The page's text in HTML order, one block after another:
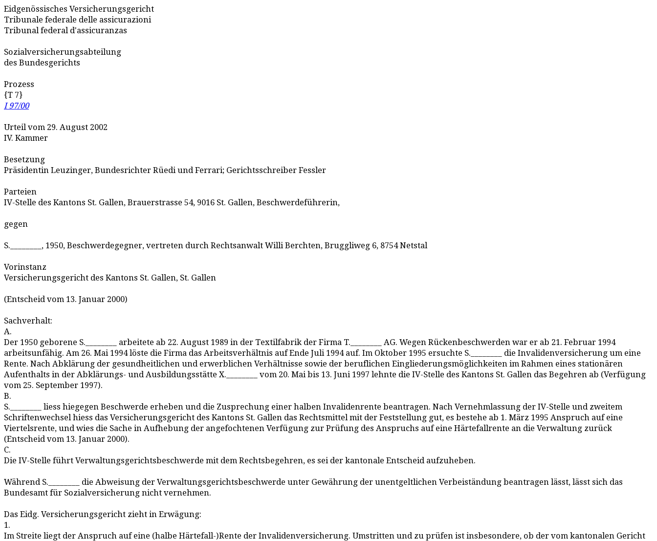
Eidgenössisches Versicherungsgericht
Tribunale federale delle assicurazioni
Tribunal federal d'assicuranzas
Sozialversicherungsabteilung
des Bundesgerichts
Prozess
{T 7}
I 97/00
Urteil vom 29. August 2002
IV. Kammer
Besetzung
Präsidentin Leuzinger, Bundesrichter Rüedi und Ferrari; Gerichtsschreiber Fessler
Parteien
IV-Stelle des Kantons St. Gallen, Brauerstrasse 54, 9016 St. Gallen, Beschwerdeführerin,
gegen
S.________, 1950, Beschwerdegegner, vertreten durch Rechtsanwalt Willi Berchten, Bruggliweg 6, 8754 Netstal
Vorinstanz
Versicherungsgericht des Kantons St. Gallen, St. Gallen
(Entscheid vom 13. Januar 2000)
Sachverhalt:
A.
Der 1950 geborene S.________ arbeitete ab 22. August 1989 in der Textilfabrik der Firma T.________ AG. Wegen Rückenbeschwerden war er ab 21. Februar 1994
arbeitsunfähig. Am 26. Mai 1994 löste die Firma das Arbeitsverhältnis auf Ende Juli 1994 auf. Im Oktober 1995 ersuchte S.________ die Invalidenversicherung um eine
Rente. Nach Abklärung der gesundheitlichen und erwerblichen Verhältnisse sowie der beruflichen Eingliederungsmöglichkeiten im Rahmen eines stationären
Aufenthalts in der Abklärungs- und Ausbildungsstätte X.________ vom 20. Mai bis 13. Juni 1997 lehnte die IV-Stelle des Kantons St. Gallen das Begehren ab (Verfügung
vom 25. September 1997).
B.
S.________ liess hiegegen Beschwerde erheben und die Zusprechung einer halben Invalidenrente beantragen. Nach Vernehmlassung der IV-Stelle und zweitem
Schriftenwechsel hiess das Versicherungsgericht des Kantons St. Gallen das Rechtsmittel mit der Feststellung gut, es bestehe ab 1. März 1995 Anspruch auf eine
Viertelsrente, und wies die Sache in Aufhebung der angefochtenen Verfügung zur Prüfung des Anspruchs auf eine Härtefallrente an die Verwaltung zurück
(Entscheid vom 13. Januar 2000).
C.
Die IV-Stelle führt Verwaltungsgerichtsbeschwerde mit dem Rechtsbegehren, es sei der kantonale Entscheid aufzuheben.
Während S.________ die Abweisung der Verwaltungsgerichtsbeschwerde unter Gewährung der unentgeltlichen Verbeiständung beantragen lässt, lässt sich das
Bundesamt für Sozialversicherung nicht vernehmen.
Das Eidg. Versicherungsgericht zieht in Erwägung:
1.
Im Streite liegt der Anspruch auf eine (halbe Härtefall-)Rente der Invalidenversicherung. Umstritten und zu prüfen ist insbesondere, ob der vom kantonalen Gericht